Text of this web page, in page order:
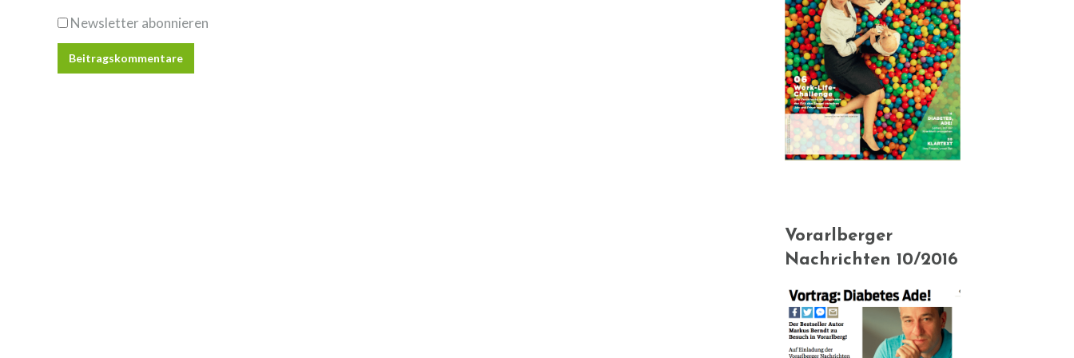
Newsletter abonnieren
Beitragskommentare
Vorarlberger
Nachrichten 10/2016